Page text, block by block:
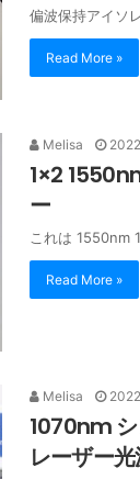
偏波保持アイソ
Read More »
Melisa
1×2
ー
これは 1550nm
Read More »
Melisa
1070nm
レーザー